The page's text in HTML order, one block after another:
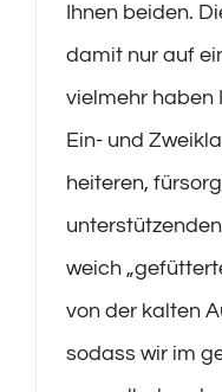
Ihnen beiden.
damit nur auf
vielmehr haben
Ein- und
heiteren,
weich
von der kalten
sodass wir im